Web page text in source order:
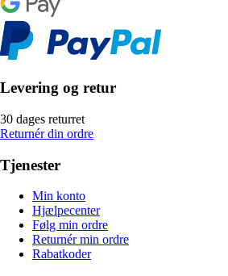
Levering og retur
30 dages returret
Returnér din ordre
Tjenester
Min konto
Hjælpecenter
Følg min ordre
Returnér min ordre
Rabatkoder